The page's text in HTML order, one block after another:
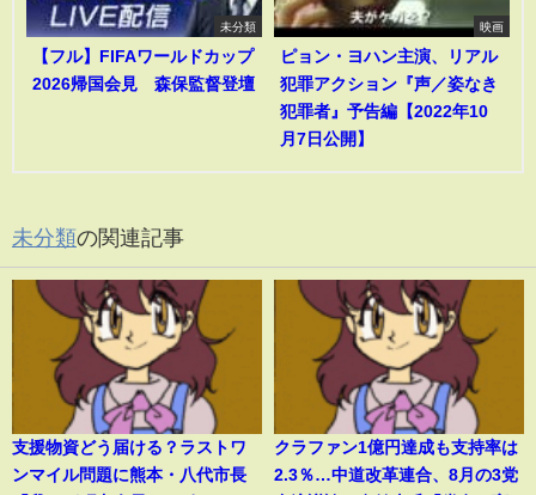
未分類
【フル】FIFAワールドカップ
2026帰国会見 森保監督登壇
映画
ピョン・ヨハン主演、リアル
犯罪アクション『声／姿なき
犯罪者』予告編【2022年10
月7日公開】
未分類の関連記事
支援物資どう届ける？ラストワ
ンマイル問題に熊本・八代市長
クラファン1億円達成も支持率は
2.3％…中道改革連合、8月の3党